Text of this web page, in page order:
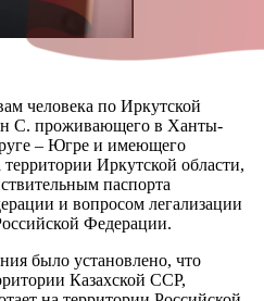
человека по Иркутской
С. проживающего в Ханты-
– Югре и имеющего
Иркутской области,
паспорта
и вопросом легализации
Федерации.
было установлено, что
Казахской ССР,